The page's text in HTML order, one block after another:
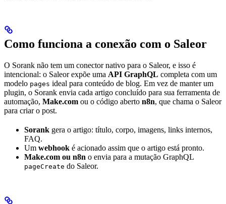
Como funciona a conexão com o Saleor
O Sorank não tem um conector nativo para o Saleor, e isso é
intencional: o Saleor expõe uma API GraphQL completa com um
modelo pages ideal para conteúdo de blog. Em vez de manter um
plugin, o Sorank envia cada artigo concluído para sua ferramenta de
automação, Make.com ou o código aberto n8n, que chama o Saleor
para criar o post.
Sorank gera o artigo: título, corpo, imagens, links internos,
FAQ.
Um webhook é acionado assim que o artigo está pronto.
Make.com ou n8n o envia para a mutação GraphQL
pageCreate do Saleor.